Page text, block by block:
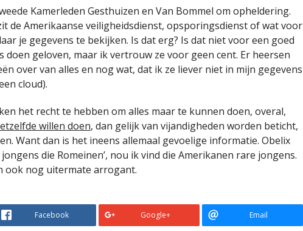
Kamerleden Gesthuizen en Van Bommel om opheldering.
de Amerikaanse veiligheidsdienst, opsporingsdienst of wat voor
je gegevens te bekijken. Is dat erg? Is dat niet voor een goed
doen geloven, maar ik vertrouw ze voor geen cent. Er heersen
over van alles en nog wat, dat ik ze liever niet in mijn gegevens
cloud).
het recht te hebben om alles maar te kunnen doen, overal,
willen doen, dan gelijk van vijandigheden worden beticht,
Want dan is het ineens allemaal gevoelige informatie. Obelix
die Romeinen’, nou ik vind die Amerikanen rare jongens.
ook nog uitermate arrogant.
Facebook Google+ Email